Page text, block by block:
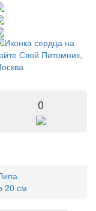
0
20 см